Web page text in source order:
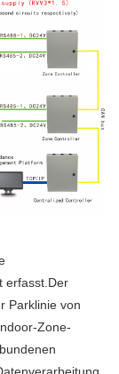
erfasst.Der
Parklinie von
Zone-